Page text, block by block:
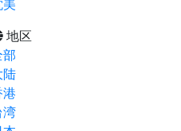
美
地区
部
陆
港
湾